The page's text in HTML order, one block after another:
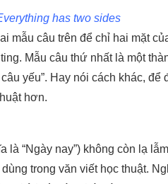
has two sides
mẫu câu trên để chỉ hai mặt
Mẫu câu thứ nhất là một
yếu”. Hay nói cách khác,
hơn.
là “Ngày nay”) không còn lạ
trong văn viết học thuật.